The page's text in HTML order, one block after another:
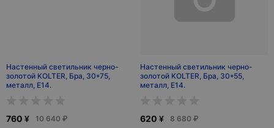
Настенный светильник черно-
золотой KOLTER, Бра, 30*75,
металл, Е14.
760 ¥ 10 640 ₽
Настенный светильник черно-
золотой KOLTER, Бра, 30*55,
металл, Е14.
620 ¥ 8 680 ₽